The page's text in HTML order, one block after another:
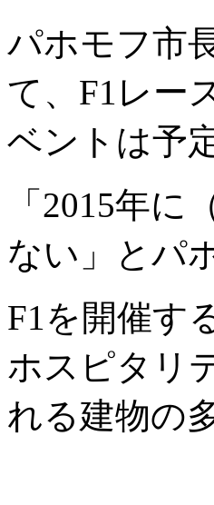
パホモフ市
て、F1レー
ベントは予
「2015年
ない」とパ
F1を開催す
ホスピタリ
れる建物の